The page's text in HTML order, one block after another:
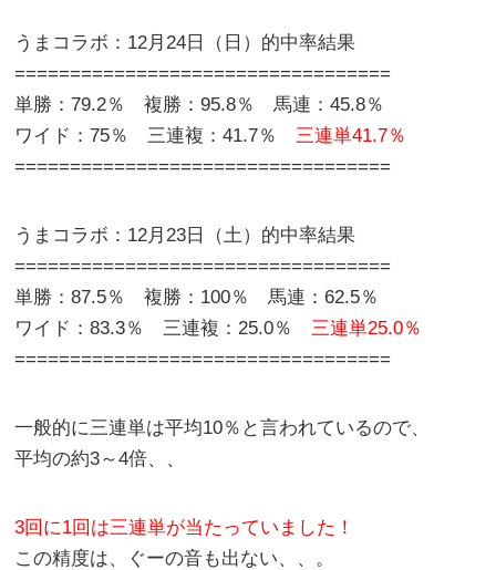
うまコラボ：12月24日（日）的中率結果
==================================
単勝：79.2％ 複勝：95.8％ 馬連：45.8％
ワイド：75％ 三連複：41.7％三連単41.7％
==================================
うまコラボ：12月23日（土）的中率結果
==================================
単勝：87.5％ 複勝：100％ 馬連：62.5％
ワイド：83.3％ 三連複：25.0％三連単25.0％
==================================
一般的に三連単は平均10％と言われているので、
平均の約3～4倍、、
3回に1回は三連単が当たっていました！
この精度は、ぐーの音も出ない、、。